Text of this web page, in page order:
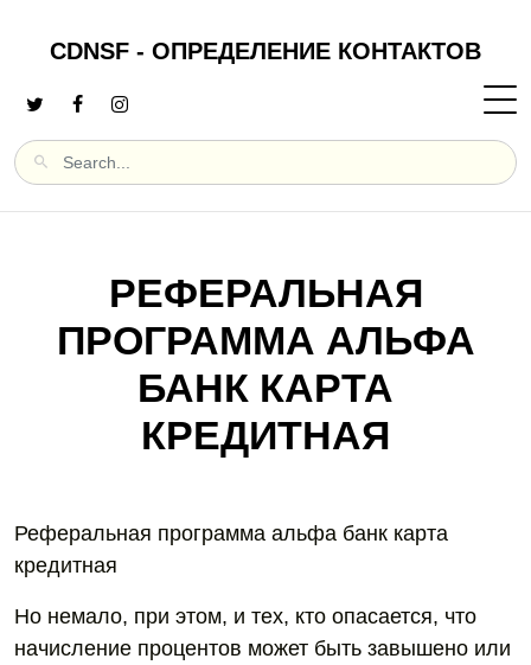
CDNSF - ОПРЕДЕЛЕНИЕ КОНТАКТОВ
РЕФЕРАЛЬНАЯ
ПРОГРАММА АЛЬФА
БАНК КАРТА
КРЕДИТНАЯ
Реферальная программа альфа банк карта
кредитная
Но немало, при этом, и тех, кто опасается, что
начисление процентов может быть завышено или